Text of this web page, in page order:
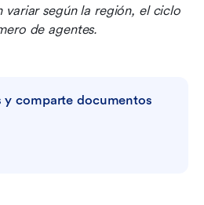
variar según la región, el ciclo
de agentes.
y comparte documentos